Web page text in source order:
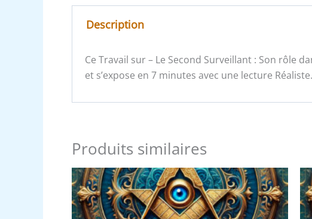
Description
Ce Travail sur – Le Second Surveillant : Son rôle
et s’expose en 7 minutes avec une lecture Réaliste.
Produits similaires